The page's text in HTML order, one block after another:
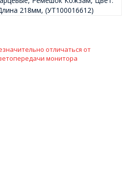
отличаться от
монитора